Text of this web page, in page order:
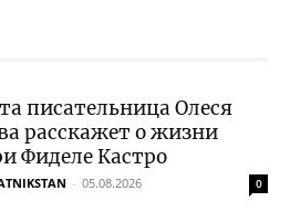
писательница Олеся
расскажет о жизни
Фиделе Кастро
- 05.08.2026 0